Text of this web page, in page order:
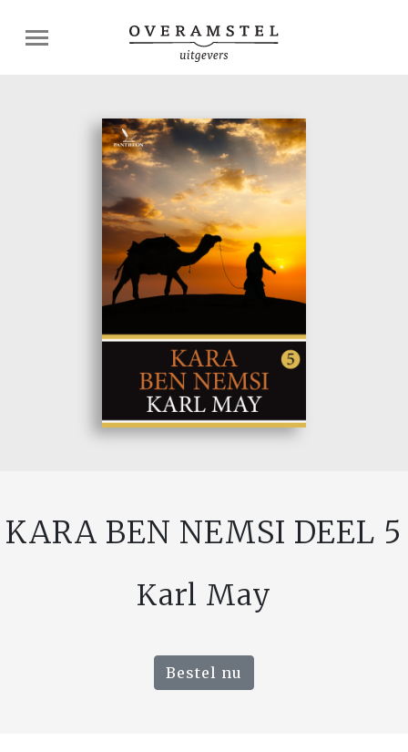
KARA BEN NEMSI DEEL 5
Karl May
Bestel nu